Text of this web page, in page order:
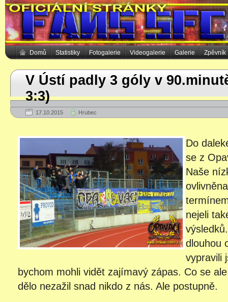
Domů Statistiky Fotogalerie Videogalerie Galerie Zpěvník
V Ústí padly 3 góly v
3:3)
17.10.2015 Hrubec
Do
se z
Naše
nejeli
dlouhou
vypravili
bychom mohli vidět zajímavý zápas. Co se
dělo nezažil snad nikdo z nás. Ale postupně.